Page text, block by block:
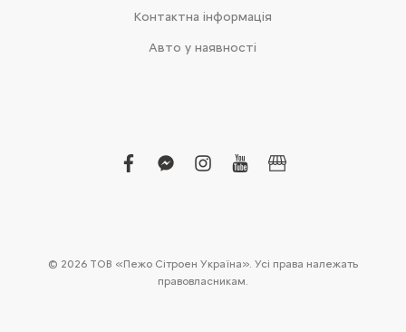
Контактна інформація
Авто у наявності
facebook
facebook-
instagram
youtubebusiness
© 2026 ТОВ «Пежо Сітроен Україна». Усі права належать
правовласникам.